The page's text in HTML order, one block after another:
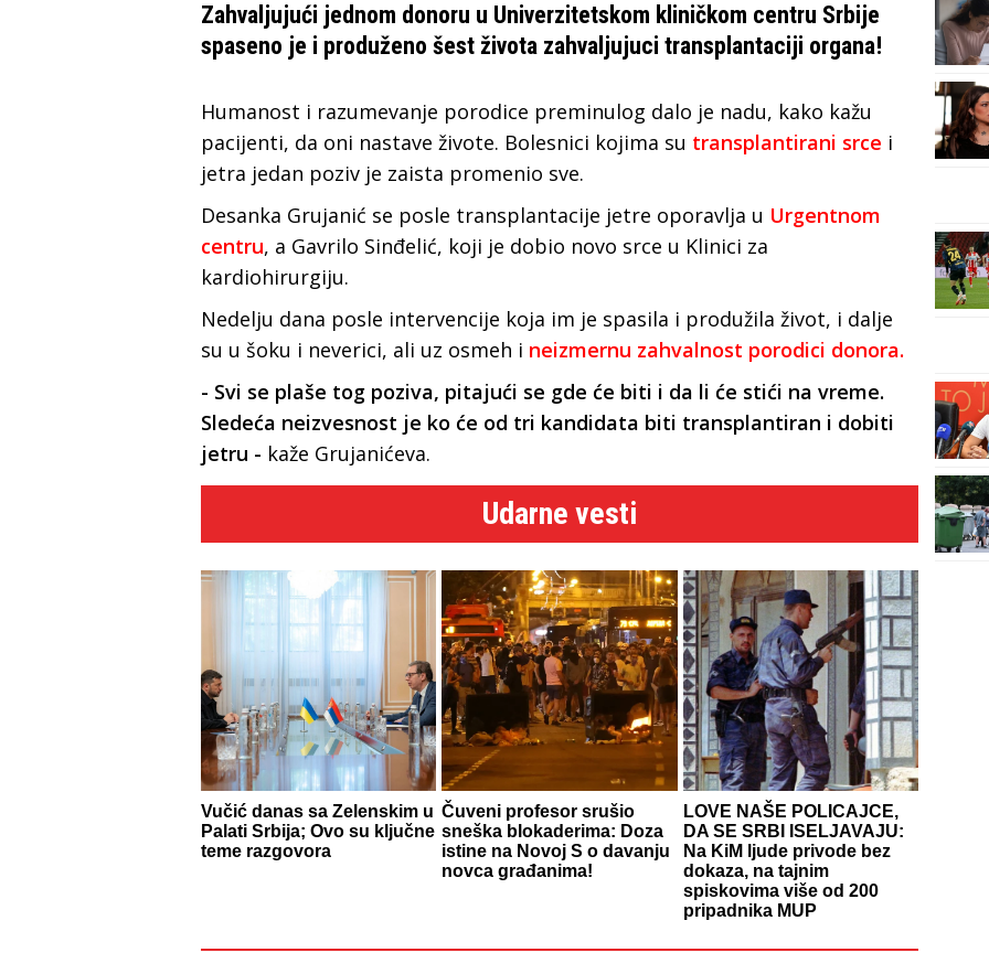
Zahvaljujući jednom donoru u Univerzitetskom kliničkom centru Srbije
spaseno je i produženo šest života zahvaljujuci transplantaciji organa!
Humanost i razumevanje porodice preminulog dalo je nadu, kako kažu
pacijenti, da oni nastave živote. Bolesnici kojima su transplantirani srce i
jetra jedan poziv je zaista promenio sve.
Desanka Grujanić se posle transplantacije jetre oporavlja u Urgentnom
centru, a Gavrilo Sinđelić, koji je dobio novo srce u Klinici za
kardiohirurgiju.
Nedelju dana posle intervencije koja im je spasila i produžila život, i dalje
su u šoku i neverici, ali uz osmeh i neizmernu zahvalnost porodici donora.
- Svi se plaše tog poziva, pitajući se gde će biti i da li će stići na vreme.
Sledeća neizvesnost je ko će od tri kandidata biti transplantiran i dobiti
jetru - kaže Grujanićeva.
Udarne vesti
Vučić danas sa Zelenskim u
Palati Srbija; Ovo su ključne
teme razgovora
Čuveni profesor srušio
sneška blokaderima: Doza
istine na Novoj S o davanju
novca građanima!
LOVE NAŠE POLICAJCE,
DA SE SRBI ISELJAVAJU:
Na KiM ljude privode bez
dokaza, na tajnim
spiskovima više od 200
pripadnika MUP